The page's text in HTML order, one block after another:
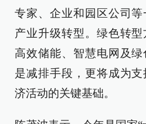
专家、企业和园区公司
产业升级转型。绿色转型
高效储能、智慧电网及
是减排手段，更将成为
济活动的关键基础。